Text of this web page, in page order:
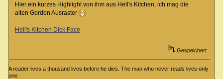
Hier ein kurzes Highlight von ihm aus Hell's Kitchen, ich mag die
alten Gordon Ausraster
Hell's Kitchen Dick Face
Gespeichert
A reader lives a thousand lives before he dies. The man who never reads lives only
one.